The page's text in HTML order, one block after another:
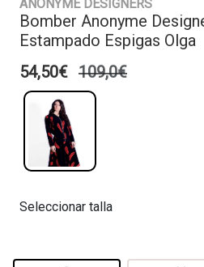
ANONYME DESIGNERS
Bomber Anonyme
Estampado Espigas Olga
54,50€ 109,0€
Seleccionar talla